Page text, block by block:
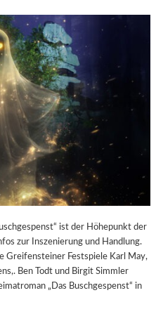
K
U
L
T
U
R
-
B
O
G
ist der Höhepunkt der
zur Inszenierung und Handlung.
Greifensteiner Festspiele Karl May,
Ben Todt und Birgit Simmler
„Das Buschgespenst“ in